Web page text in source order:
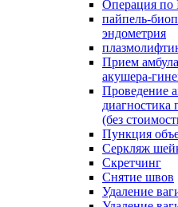
Операция
пайпель-
эндометрия
Прием
акушера-
Проведение
диагностика
(без
Пункция
Серкляж
Скретчинг
Снятие швов
Удаление